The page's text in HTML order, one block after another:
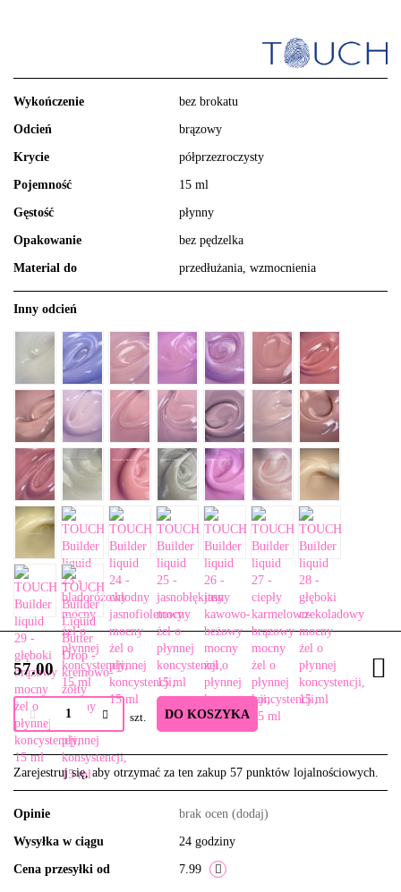
Wykończenie bez brokatu
Odcień brązowy
Krycie półprzezroczysty
Pojemność 15 ml
Gęstość płynny
Opakowanie bez pędzelka
Material do przedłużania, wzmocnienia
Inny odcień
57.00
szt. DO KOSZYKA
Zarejestruj się, aby otrzymać za ten zakup 57 punktów lojalnościowych.
Opinie brak ocen (dodaj)
Wysyłka w ciągu 24 godziny
Cena przesyłki od 7.99